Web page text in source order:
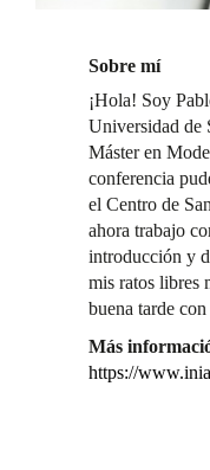
Sobre mí
¡Hola! Soy
Universidad de
Máster en
conferencia
el Centro de
ahora trabajo
introducción y
mis ratos libres
buena tarde
Más
https://